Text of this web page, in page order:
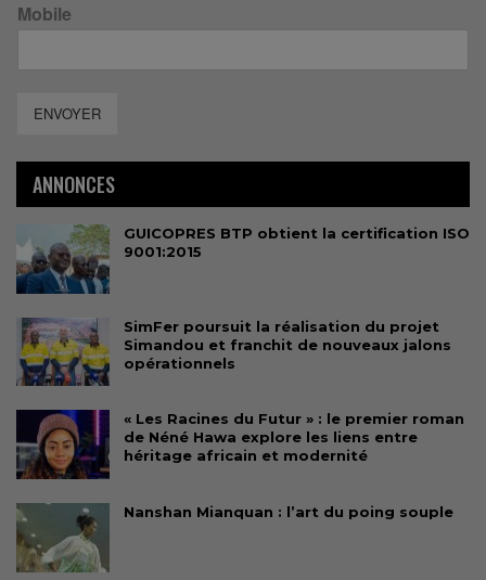
Mobile
ENVOYER
ANNONCES
GUICOPRES BTP obtient la certification ISO
9001:2015
SimFer poursuit la réalisation du projet
Simandou et franchit de nouveaux jalons
opérationnels
« Les Racines du Futur » : le premier roman
de Néné Hawa explore les liens entre
héritage africain et modernité
Nanshan Mianquan : l’art du poing souple